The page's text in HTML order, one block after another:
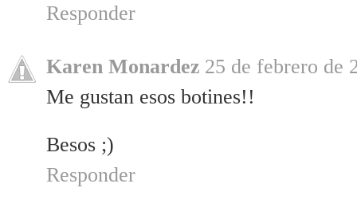
Responder
Karen Monardez 25 de febrero de
Me gustan esos botines!!
Besos ;)
Responder